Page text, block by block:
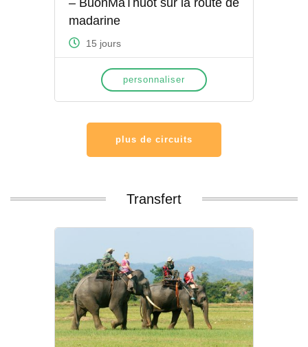
– BuonMaThuot sur la route de
madarine
15 jours
personnaliser
plus de circuits
Transfert